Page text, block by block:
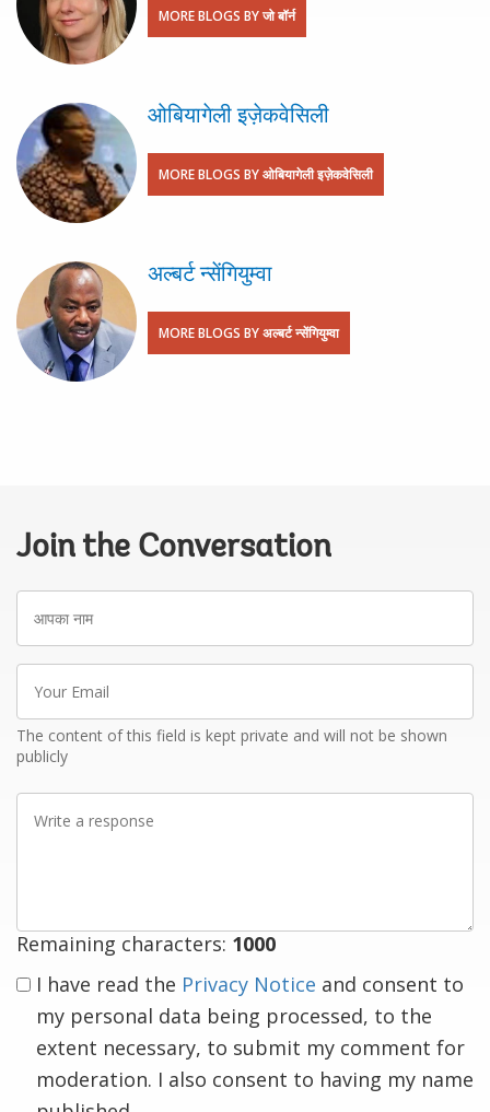
MORE BLOGS BY जो बॉर्न
ओबियागेली इज़ेकवेसिली
MORE BLOGS BY ओबियागेली इज़ेकवेसिली
अल्बर्ट न्सेंगियुम्वा
MORE BLOGS BY अल्बर्ट न्सेंगियुम्वा
Join the Conversation
नाम
Email
The content of this field is kept private and will not be shown
publicly
Remaining characters: 1000
I have read the Privacy Notice and consent to
my personal data being processed, to the
extent necessary, to submit my comment for
moderation. I also consent to having my name